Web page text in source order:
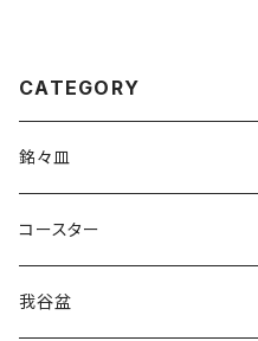
CATEGORY
銘々皿
コースター
我谷盆